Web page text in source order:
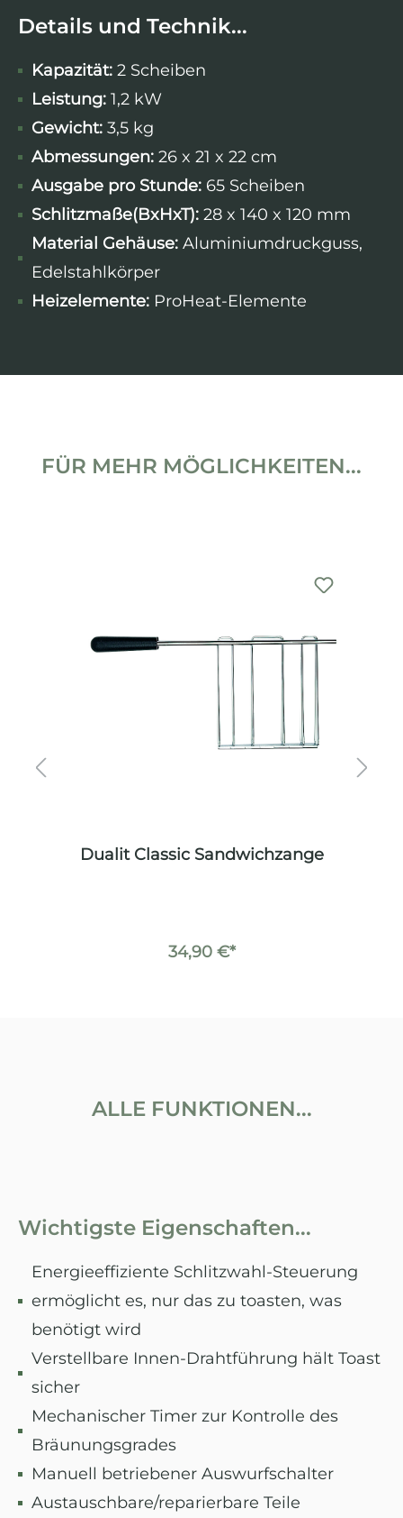
Details und Technik...
Kapazität: 2 Scheiben
Leistung: 1,2 kW
Gewicht: 3,5 kg
Abmessungen: 26 x 21 x 22 cm
Ausgabe pro Stunde: 65 Scheiben
Schlitzmaße(BxHxT): 28 x 140 x 120 mm
Material Gehäuse: Aluminiumdruckguss,
Edelstahlkörper
Heizelemente: ProHeat-Elemente
FÜR MEHR MÖGLICHKEITEN...
Dualit Classic Sandwichzange
34,90 €*
ALLE FUNKTIONEN...
Wichtigste Eigenschaften...
Energieeffiziente Schlitzwahl-Steuerung
ermöglicht es, nur das zu toasten, was
benötigt wird
Verstellbare Innen-Drahtführung hält Toast
sicher
Mechanischer Timer zur Kontrolle des
Bräunungsgrades
Manuell betriebener Auswurfschalter
Austauschbare/reparierbare Teile